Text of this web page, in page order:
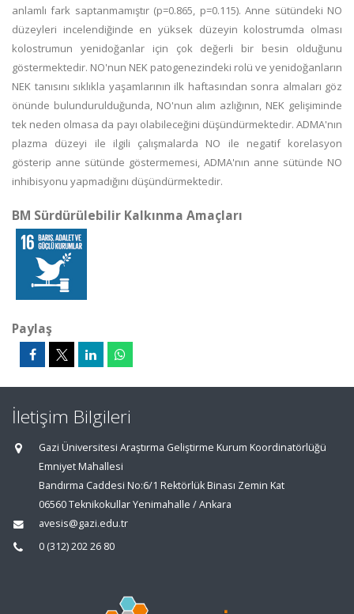
anlamlı fark saptanmamıştır (p=0.865, p=0.115). Anne sütündeki NO
düzeyleri incelendiğinde en yüksek düzeyin kolostrumda olması
kolostrumun yenidoğanlar için çok değerli bir besin olduğunu
göstermektedir. NO'nun NEK patogenezindeki rolü ve yenidoğanların
NEK tanısını sıklıkla yaşamlarının ilk haftasından sonra almaları göz
önünde bulundurulduğunda, NO'nun alım azlığının, NEK gelişiminde
tek neden olmasa da payı olabileceğini düşündürmektedir. ADMA'nın
plazma düzeyi ile ilgili çalışmalarda NO ile negatif korelasyon
gösterip anne sütünde göstermemesi, ADMA'nın anne sütünde NO
inhibisyonu yapmadığını düşündürmektedir.
BM Sürdürülebilir Kalkınma Amaçları
Paylaş
İletişim Bilgileri
Gazi Üniversitesi Araştırma Geliştirme Kurum Koordinatörlüğü
Emniyet Mahallesi
Bandırma Caddesi No:6/1 Rektörlük Binası Zemin Kat
06560 Teknikokullar Yenimahalle / Ankara
avesis@gazi.edu.tr
0 (312) 202 26 80